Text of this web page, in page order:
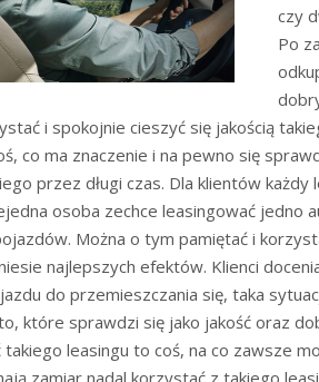
czy
Po
i spokojnie cieszyć się jakością
co ma znaczenie i na pewno się
przez długi czas. Dla klientów
osoba zechce leasingować jedno
Można o tym pamiętać i
najlepszych efektów. Klienci
do przemieszczania się, taka
które sprawdzi się jako jakość oraz
takiego leasingu to coś, na co zawsze